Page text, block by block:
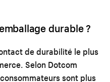
durable ?
de durabilité le plus
Selon Dotcom
sont plus